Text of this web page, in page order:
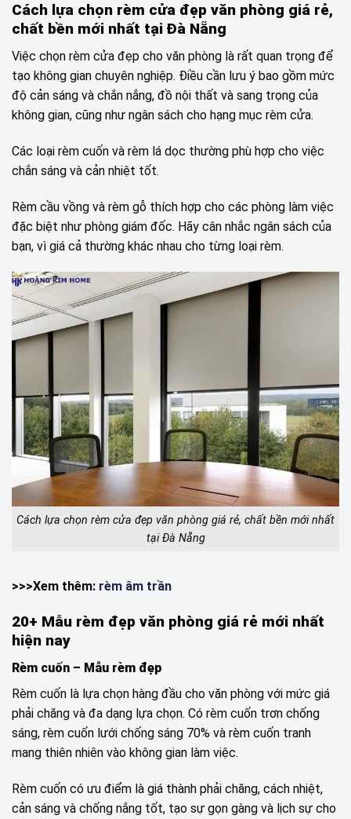
Cách lựa chọn rèm cửa đẹp văn phòng giá rẻ,
chất bền mới nhất tại Đà Nẵng
Việc chọn rèm cửa đẹp cho văn phòng là rất quan trọng để
tạo không gian chuyên nghiệp. Điều cần lưu ý bao gồm mức
độ cản sáng và chắn nắng, đồ nội thất và sang trọng của
không gian, cũng như ngân sách cho hạng mục rèm cửa.
Các loại rèm cuốn và rèm lá dọc thường phù hợp cho việc
chắn sáng và cản nhiệt tốt.
Rèm cầu vồng và rèm gỗ thích hợp cho các phòng làm việc
đặc biệt như phòng giám đốc. Hãy cân nhắc ngân sách của
bạn, vì giá cả thường khác nhau cho từng loại rèm.
Cách lựa chọn rèm cửa đẹp văn phòng giá rẻ, chất bền mới nhất
tại Đà Nẵng
>>>Xem thêm: rèm âm trần
20+ Mẫu rèm đẹp văn phòng giá rẻ mới nhất
hiện nay
Rèm cuốn – Mẫu rèm đẹp
Rèm cuốn là lựa chọn hàng đầu cho văn phòng với mức giá
phải chăng và đa dạng lựa chọn. Có rèm cuốn trơn chống
sáng, rèm cuốn lưới chống sáng 70% và rèm cuốn tranh
mang thiên nhiên vào không gian làm việc.
Rèm cuốn có ưu điểm là giá thành phải chăng, cách nhiệt,
cản sáng và chống nắng tốt, tạo sự gọn gàng và lịch sự cho